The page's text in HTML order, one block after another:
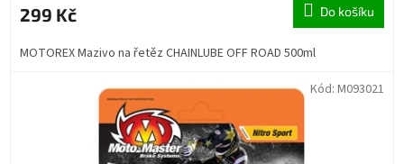
299 Kč Do košíku
MOTOREX Mazivo na řetěz CHAINLUBE OFF ROAD 500ml
Kód: M093021